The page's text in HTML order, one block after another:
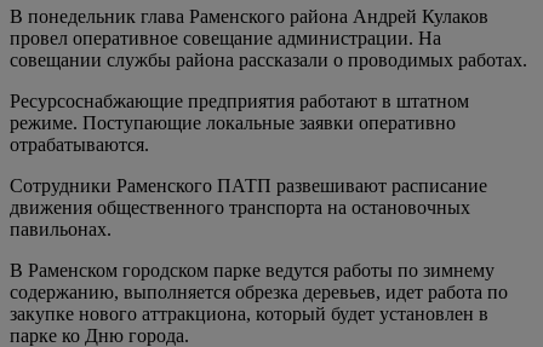
В понедельник глава Раменского района Андрей Кулаков
провел оперативное совещание администрации. На
совещании службы района рассказали о проводимых работах.
Ресурсоснабжающие предприятия работают в штатном
режиме. Поступающие локальные заявки оперативно
отрабатываются.
Сотрудники Раменского ПАТП развешивают расписание
движения общественного транспорта на остановочных
павильонах.
В Раменском городском парке ведутся работы по зимнему
содержанию, выполняется обрезка деревьев, идет работа по
закупке нового аттракциона, который будет установлен в
парке ко Дню города.